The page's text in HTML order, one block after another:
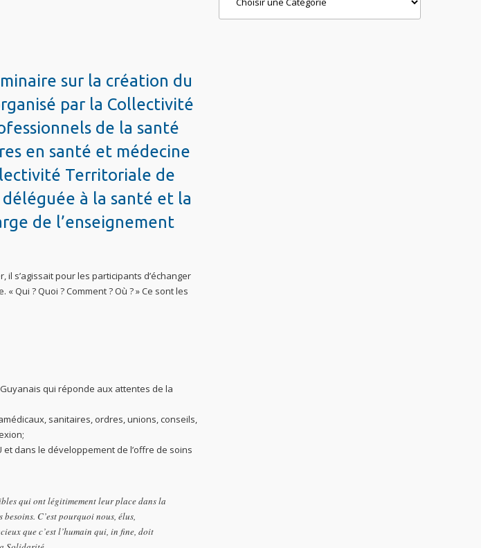
sur la création du
par la Collectivité
de la santé
en santé et médecine
Territoriale de
déléguée à la santé et la
de l’enseignement
s’agissait pour les participants d’échanger
Qui ? Quoi ? Comment ? Où ? » Ce sont les
qui réponde aux attentes de la
sanitaires, ordres, unions, conseils,
dans le développement de l’offre de soins
qui ont légitimement leur place dans la
C’est pourquoi nous, élus,
que c’est l’humain qui, in fine, doit